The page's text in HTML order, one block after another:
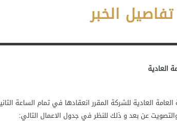
تفاصيل الخبر
العادية
عن بعد و ذلك للنظر في جدول الاعمال التالي: